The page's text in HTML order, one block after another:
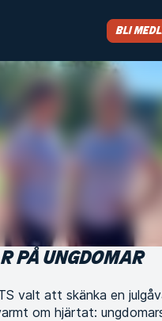
Bli
PÅ UNGDOMAR
valt att skänka en
om hjärtat: